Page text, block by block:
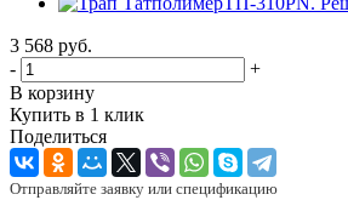
3 568 руб.
-
+
В корзину
Купить в 1 клик
Поделиться
Отправляйте заявку или спецификацию